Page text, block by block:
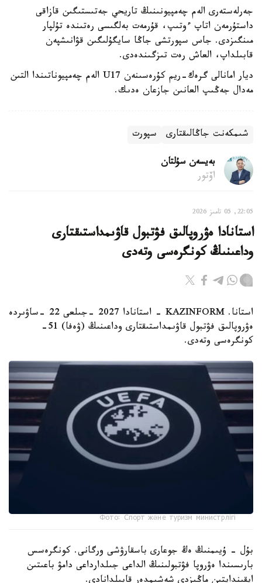
جەرلەستەرى الەم چەمپيونىنىڭ تاريحي جەتىستىگىن قازاقى
داستۇرمەن اتاپ ءوتىپ، قۇرمەت بەلگىسى رەتىندە تۇلپار
مىنگىزدى. جاس سپورتشى جاڭا سايگۇلىگىن قۋانىشپەن
قابىلداپ، العاش رەت تىزگىندەدى.
ديار امانالى گرەك-ريم كۇرەسىنەن U17 الەم چەمپيوناتىندا التىن
مەدال جەڭىپ العانىن جازعان ەدىك.
شىمكەنت جاڭالىقتارى سپورت
بەيسەن سۇلتان
اۆتور
22:05, 05 تامىز 2026
استانادا ەۋروپالىق فۋتبول قاۋىمداستىقتارى
وداعىنىڭ كونگرەسى وتەدى
استانا. KAZINFORM - استانادا 2027 -جىلعى 22 -ساۋىردە
ەۋروپالىق فۋتبول قاۋىمداستىقتارى وداعىنىڭ (ۋەفا) 51-
كونگرەسى وتەدى.
Фото: Спорт және туризм министрлігі
بۇل - ۇيىمنىڭ ەڭ جوعارى باسقارۋشى ورگانى. كونگرەسس
بارىسىندا ەۋروپا فۋتبولىنىڭ الداعى جىلدارداعى دامۋ باعىتىن